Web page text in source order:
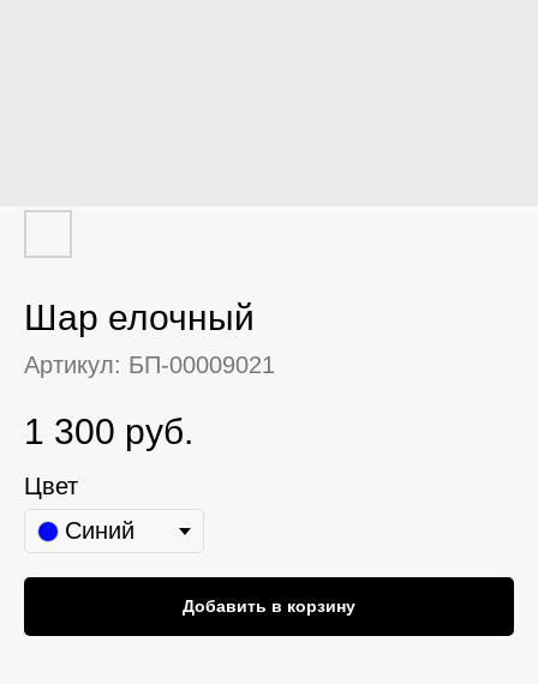
Шар елочный
Артикул: БП-00009021
1 300 руб.
Цвет
Синий
Добавить в корзину